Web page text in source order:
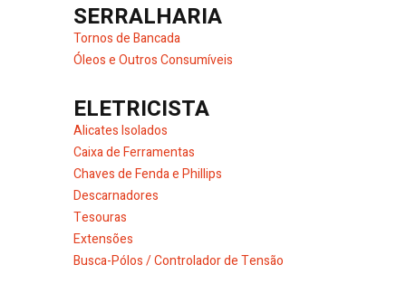
SERRALHARIA
Tornos de Bancada
Óleos e Outros Consumíveis
ELETRICISTA
Alicates Isolados
Caixa de Ferramentas
Chaves de Fenda e Phillips
Descarnadores
Tesouras
Extensões
Busca-Pólos / Controlador de Tensão